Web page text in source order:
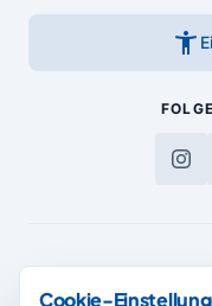
accessibility_new
Cookie-